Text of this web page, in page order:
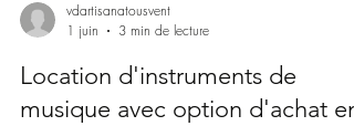
vdartisanatousvent
1 juin
3 min de lecture
Location d'instruments de
musique avec option d'achat en